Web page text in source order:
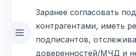
Заранее согласовать
контрагентами, иметь
подписантов,
доверенностей/МЧД и